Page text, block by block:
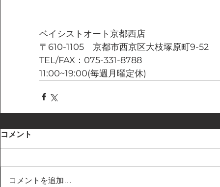
ベイシストオート京都西店
〒610-1105　京都市西京区大枝塚原町9-52
TEL/FAX：075-331-8788
11:00~19:00(毎週月曜定休)
コメント
コメントを追加…